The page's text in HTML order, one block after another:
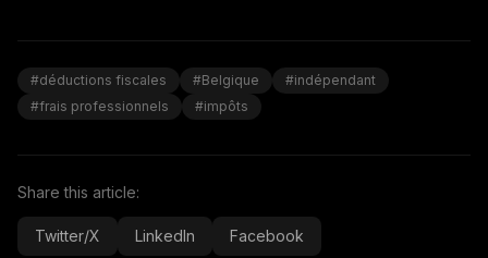
#déductions fiscales #Belgique
#indépendant
#frais professionnels
#impôts
Share this article:
Twitter/X LinkedIn Facebook